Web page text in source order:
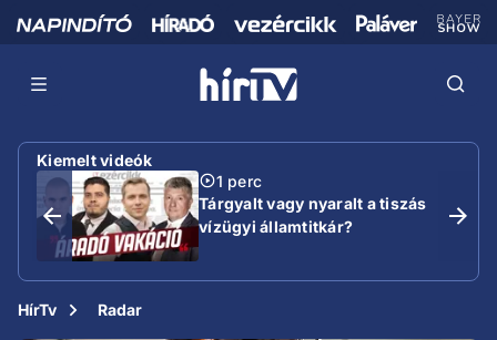
Kiemelt videók
1 perc
Tárgyalt vagy nyaralt a tiszás
vízügyi államtitkár?
HírTv Radar